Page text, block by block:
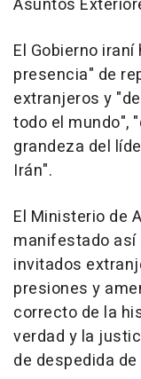
Asuntos
El Gobierno
presencia" de
extranjeros y
todo el mundo",
grandeza del
Irán".
El Ministerio de
manifestado así
invitados
presiones y
correcto de la
verdad y la
de despedida